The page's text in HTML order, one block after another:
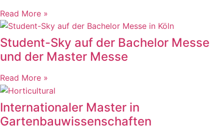
Read More »
Student-Sky auf der Bachelor Messe
und der Master Messe
Read More »
Internationaler Master in
Gartenbauwissenschaften